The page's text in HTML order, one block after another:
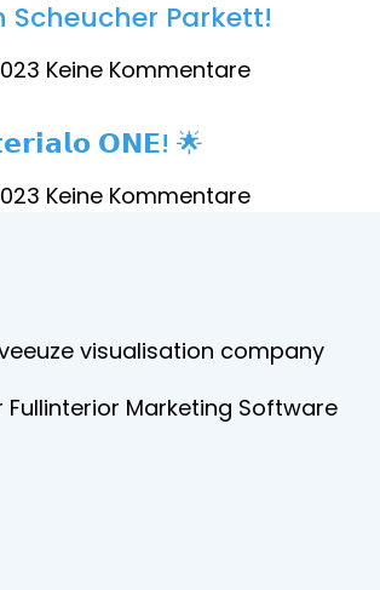
Scheucher Parkett!
Keine Kommentare
𝗢𝗡𝗘! 🌟
Keine Kommentare
Fullinterior Marketing Software